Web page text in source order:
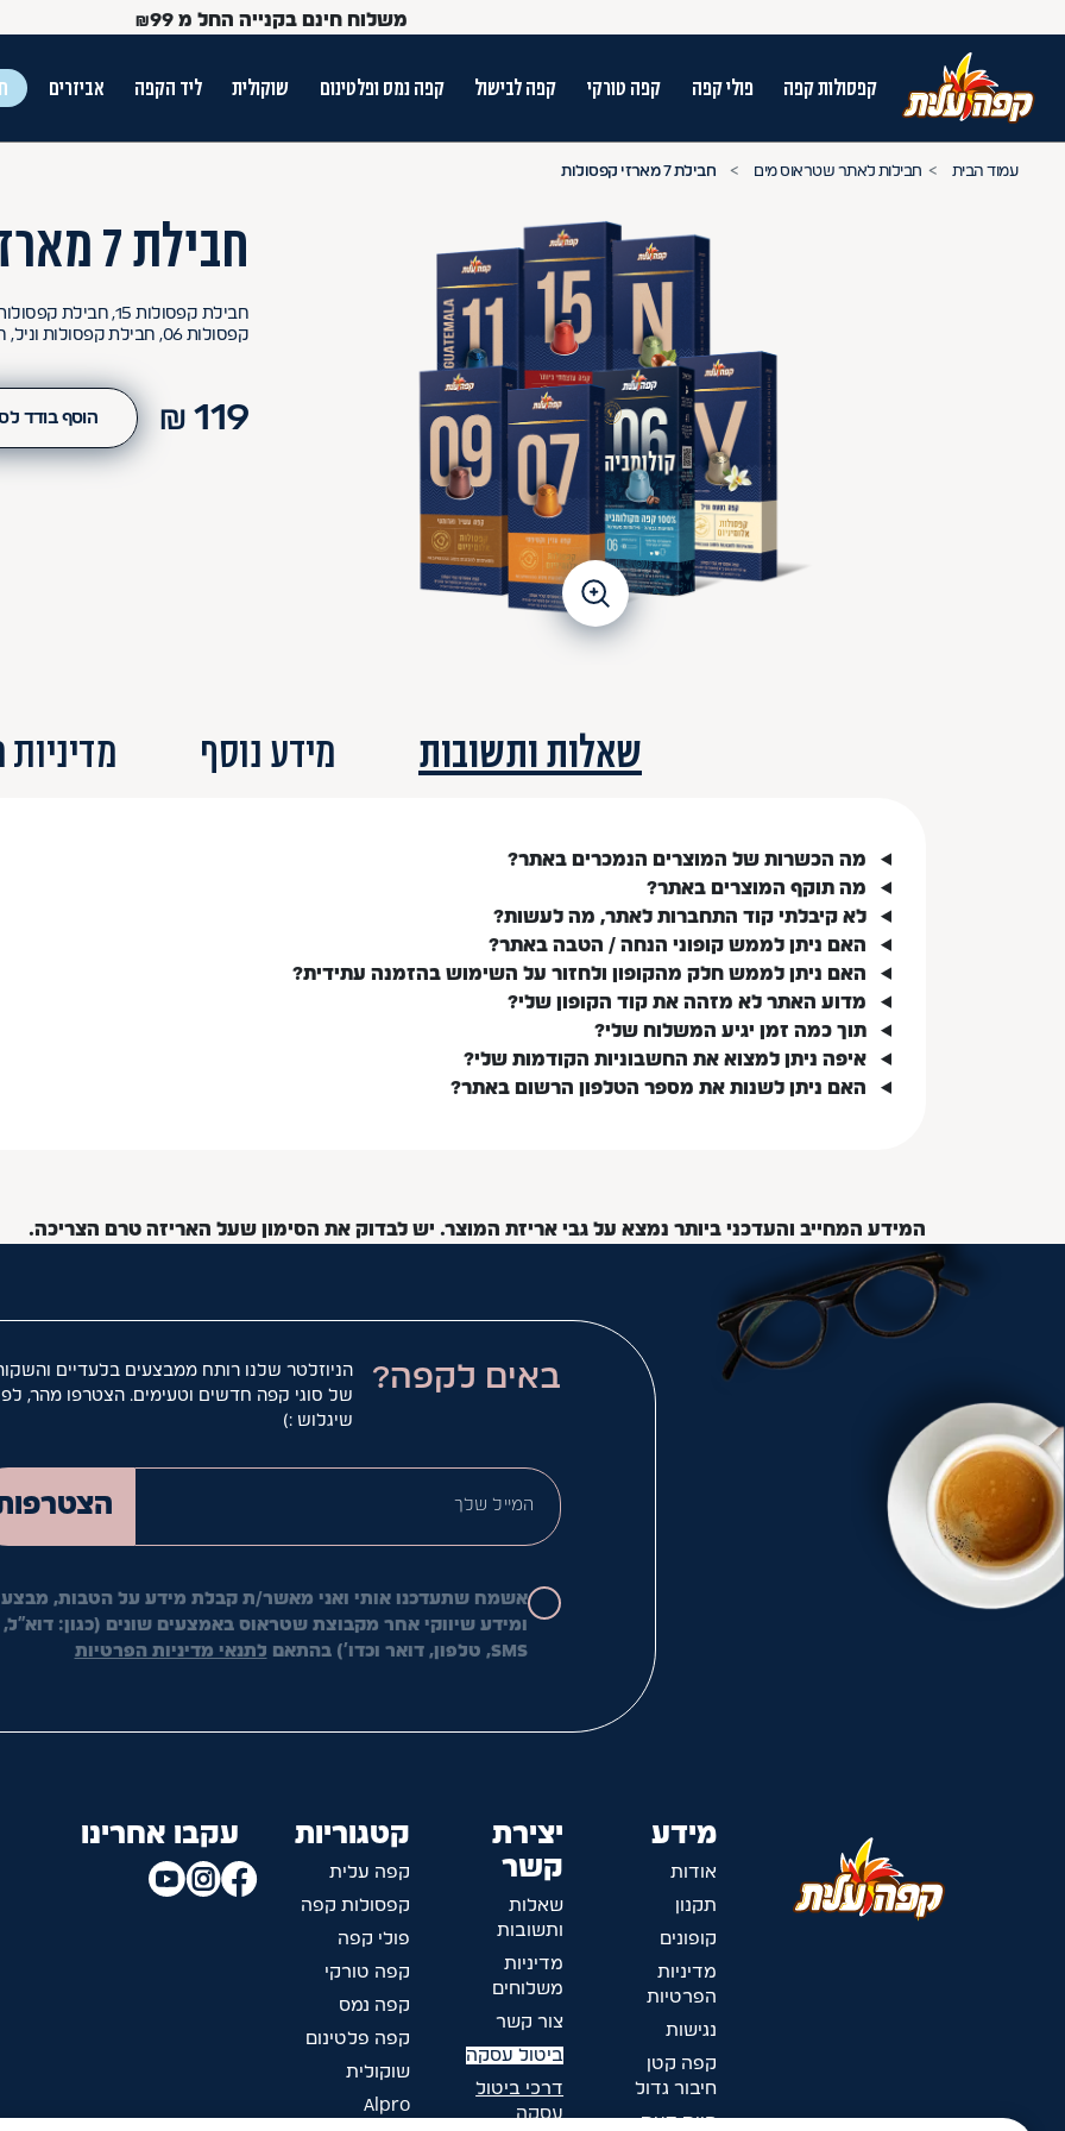
משלוח חינם בקנייה החל מ ₪99
קפסולות קפה פולי קפה קפה טורקי קפה לבישול קפה נמס ופלטינום שוקולית ליד הקפה אביזרים
על מנת לנווט בתת תפריט יש להשתמש במקש הטאב
Use Up and Down arrow keys to navigate search results.
עמוד הבית חבילות לאתר שטראוס מים חבילת 7 מארזי קפסולות
חבילת 7 מארזי קפסולות
קפסולות 06, חבילת קפסולות וניל, חבילת קפסולות אגוזי לוז
119
₪ הוסף בודד
שאלות ותשובות מידע נוסף
מה הכשרות של המוצרים הנמכרים באתר?
מה תוקף המוצרים באתר?
לא קיבלתי קוד התחברות לאתר, מה לעשות?
האם ניתן לממש קופוני הנחה / הטבה באתר?
האם ניתן לממש חלק מהקופון ולחזור על השימוש בהזמנה עתידית?
מדוע האתר לא מזהה את קוד הקופון שלי?
תוך כמה זמן יגיע המשלוח שלי?
איפה ניתן למצוא את החשבוניות הקודמות שלי?
האם ניתן לשנות את מספר הטלפון הרשום באתר?
המידע המחייב והעדכני ביותר נמצא על גבי אריזת המוצר. יש לבדוק את הסימון שעל האריזה טרם הצריכה.
באים לקפה?
הניוזלטר שלנו רותח ממבצעים בלעדיים
של סוגי קפה חדשים וטעימים. הצטרפו מהר,
שיגלוש :)
אשמח שתעדכנו אותי ואני מאשר/ת קבלת מידע על הטבות,
ומידע שיווקי אחר מקבוצת שטראוס באמצעים שונים (כגון: דוא"ל,
SMS, טלפון, דואר וכדו') בהתאם
לתנאי מדיניות הפרטיות
מידע
אודות
תקנון
קופונים
מדיניות
הפרטיות
נגישות
קפה קטן
חיבור גדול
חוות דעת
יצירת
קשר
שאלות
ותשובות
מדיניות
משלוחים
צור קשר
ביטול עסקה
דרכי ביטול
עסקה
קטגוריות
קפה עלית
קפסולות קפה
פולי קפה
קפה טורקי
קפה נמס
קפה פלטינום
שוקולית
Alpro
עקבו אחרינו